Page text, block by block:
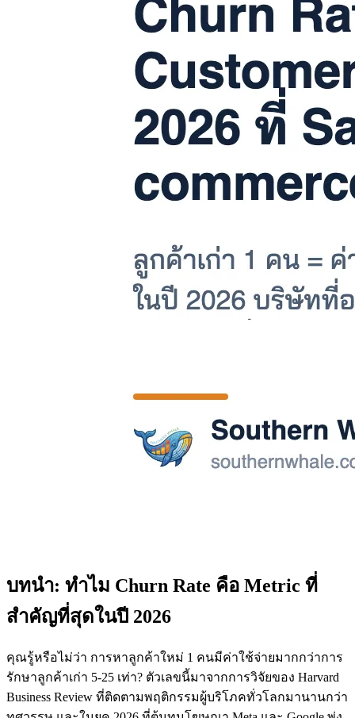
บทนำ: ทำไม Churn Rate คือ Metric ที่
สำคัญที่สุดในปี 2026
คุณรู้หรือไม่ว่า การหาลูกค้าใหม่ 1 คนมีค่าใช้จ่ายมากกว่าการ
รักษาลูกค้าเก่า 5-25 เท่า? ตัวเลขนี้มาจากการวิจัยของ Harvard
Business Review ที่ติดตามพฤติกรรมผู้บริโภคทั่วโลกมานานกว่า